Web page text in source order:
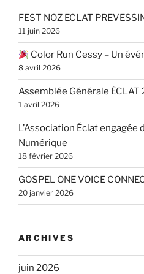
FEST NOZ ECLAT
11 juin 2026
Color Run Cessy – Un
8 avril 2026
Assemblée Générale ÉCLAT
1 avril 2026
L’Association Éclat engagée
Numérique
18 février 2026
GOSPEL ONE VOICE
20 janvier 2026
ARCHIVES
juin 2026